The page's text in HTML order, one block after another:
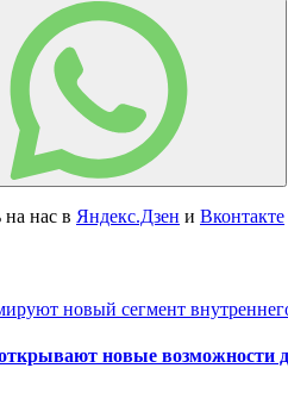
нас в Яндекс.Дзен и Вконтакте
новые возможности